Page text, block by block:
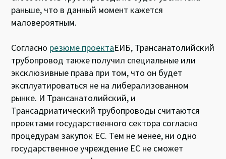
раньше, что в данный момент кажется
маловероятным.
Согласно резюме проектаЕИБ, Трансанатолийский
трубопровод также получил специальные или
эксклюзивные права при том, что он будет
эксплуатироваться не на либерализованном
рынке. И Трансанатолийский, и
Трансадриатический трубопроводы считаются
проектами государственного сектора согласно
процедурам закупок ЕС. Тем не менее, ни одно
государственное учреждение ЕС не сможет